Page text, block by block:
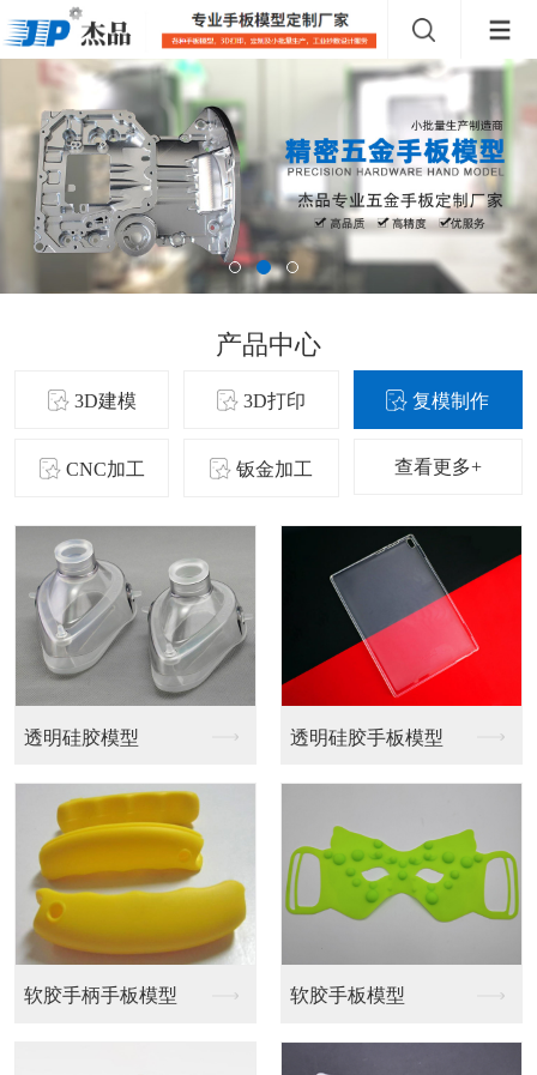
产品中心
3D建模 3D打印 复模制作
CNC加工 钣金加工 查看更多+
透明硅胶模型 透明硅胶手板模型
软胶手柄手板模型 软胶手板模型